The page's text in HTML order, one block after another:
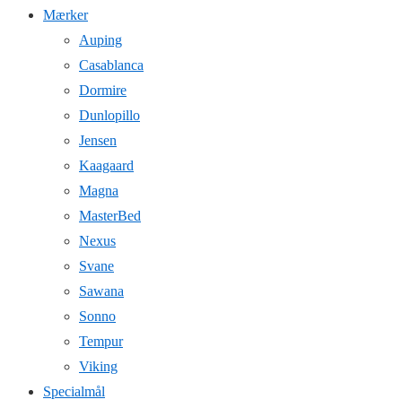
Mærker
Auping
Casablanca
Dormire
Dunlopillo
Jensen
Kaagaard
Magna
MasterBed
Nexus
Svane
Sawana
Sonno
Tempur
Viking
Specialmål